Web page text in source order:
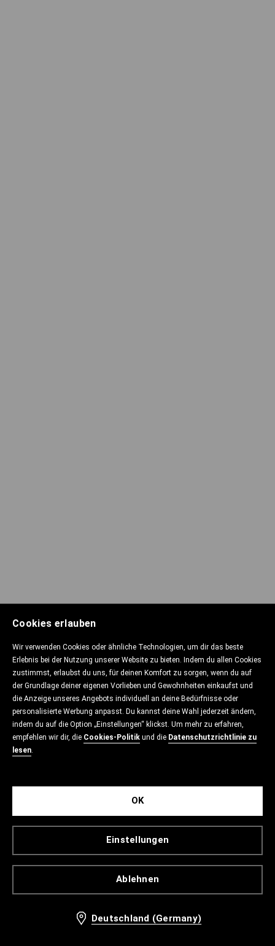
Cookies erlauben
Wir verwenden Cookies oder ähnliche Technologien, um dir das beste
Erlebnis bei der Nutzung unserer Website zu bieten. Indem du allen Cookies
zustimmst, erlaubst du uns, für deinen Komfort zu sorgen, wenn du auf
der Grundlage deiner eigenen Vorlieben und Gewohnheiten einkaufst und
die Anzeige unseres Angebots individuell an deine Bedürfnisse oder
personalisierte Werbung anpasst. Du kannst deine Wahl jederzeit ändern,
indem du auf die Option „Einstellungen“ klickst. Um mehr zu erfahren,
empfehlen wir dir, die Cookies-Politik und die Datenschutzrichtlinie zu
lesen.
Ablehnen
Einstellungen
OK
Deutschland (Germany)